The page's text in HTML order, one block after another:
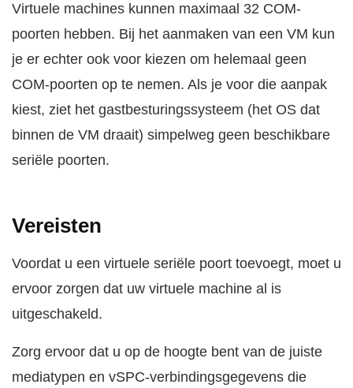
Virtuele machines kunnen maximaal 32 COM-
poorten hebben. Bij het aanmaken van een VM kun
je er echter ook voor kiezen om helemaal geen
COM-poorten op te nemen. Als je voor die aanpak
kiest, ziet het gastbesturingssysteem (het OS dat
binnen de VM draait) simpelweg geen beschikbare
seriële poorten.
Vereisten
Voordat u een virtuele seriële poort toevoegt, moet u
ervoor zorgen dat uw virtuele machine al is
uitgeschakeld.
Zorg ervoor dat u op de hoogte bent van de juiste
mediatypen en vSPC-verbindingsgegevens die